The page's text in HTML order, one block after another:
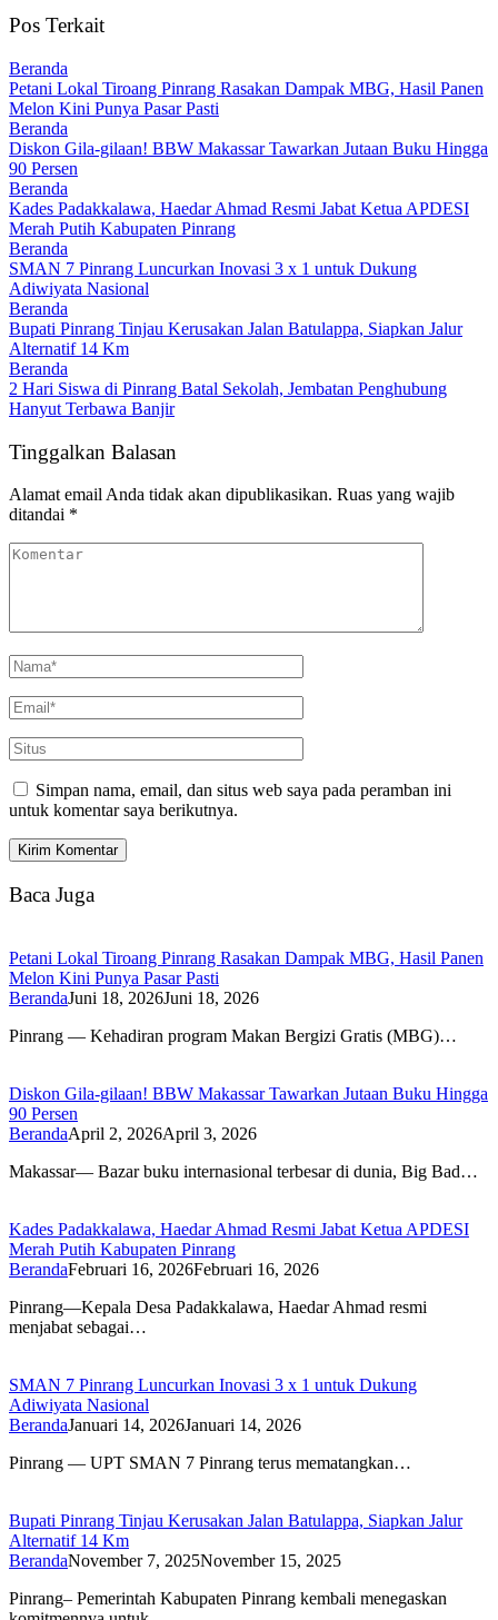
Pos Terkait
Beranda
Petani Lokal Tiroang Pinrang Rasakan Dampak MBG, Hasil Panen
Melon Kini Punya Pasar Pasti
Beranda
Diskon Gila-gilaan! BBW Makassar Tawarkan Jutaan Buku Hingga
90 Persen
Beranda
Kades Padakkalawa, Haedar Ahmad Resmi Jabat Ketua APDESI
Merah Putih Kabupaten Pinrang
Beranda
SMAN 7 Pinrang Luncurkan Inovasi 3 x 1 untuk Dukung
Adiwiyata Nasional
Beranda
Bupati Pinrang Tinjau Kerusakan Jalan Batulappa, Siapkan Jalur
Alternatif 14 Km
Beranda
2 Hari Siswa di Pinrang Batal Sekolah, Jembatan Penghubung
Hanyut Terbawa Banjir
Tinggalkan Balasan
Alamat email Anda tidak akan dipublikasikan. Ruas yang wajib
ditandai *
Simpan nama, email, dan situs web saya pada peramban ini
untuk komentar saya berikutnya.
Baca Juga
Petani Lokal Tiroang Pinrang Rasakan Dampak MBG, Hasil Panen
Melon Kini Punya Pasar Pasti
BerandaJuni 18, 2026Juni 18, 2026
Pinrang — Kehadiran program Makan Bergizi Gratis (MBG)…
Diskon Gila-gilaan! BBW Makassar Tawarkan Jutaan Buku Hingga
90 Persen
BerandaApril 2, 2026April 3, 2026
Makassar— Bazar buku internasional terbesar di dunia, Big Bad…
Kades Padakkalawa, Haedar Ahmad Resmi Jabat Ketua APDESI
Merah Putih Kabupaten Pinrang
BerandaFebruari 16, 2026Februari 16, 2026
Pinrang—Kepala Desa Padakkalawa, Haedar Ahmad resmi
menjabat sebagai…
SMAN 7 Pinrang Luncurkan Inovasi 3 x 1 untuk Dukung
Adiwiyata Nasional
BerandaJanuari 14, 2026Januari 14, 2026
Pinrang — UPT SMAN 7 Pinrang terus mematangkan…
Bupati Pinrang Tinjau Kerusakan Jalan Batulappa, Siapkan Jalur
Alternatif 14 Km
BerandaNovember 7, 2025November 15, 2025
Pinrang– Pemerintah Kabupaten Pinrang kembali menegaskan